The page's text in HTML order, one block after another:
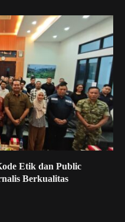
Etik dan Public
Berkualitas